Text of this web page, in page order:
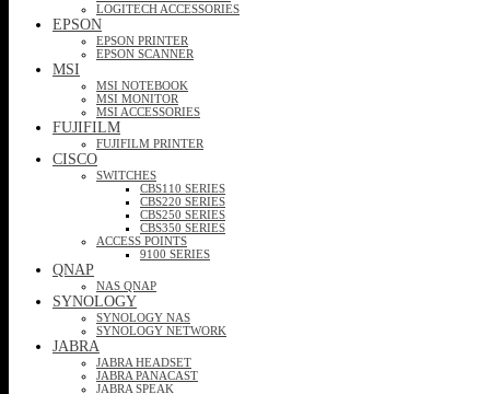
LOGITECH ACCESSORIES
EPSON
EPSON PRINTER
EPSON SCANNER
MSI
MSI NOTEBOOK
MSI MONITOR
MSI ACCESSORIES
FUJIFILM
FUJIFILM PRINTER
CISCO
SWITCHES
CBS110 SERIES
CBS220 SERIES
CBS250 SERIES
CBS350 SERIES
ACCESS POINTS
9100 SERIES
QNAP
NAS QNAP
SYNOLOGY
SYNOLOGY NAS
SYNOLOGY NETWORK
JABRA
JABRA HEADSET
JABRA PANACAST
JABRA SPEAK